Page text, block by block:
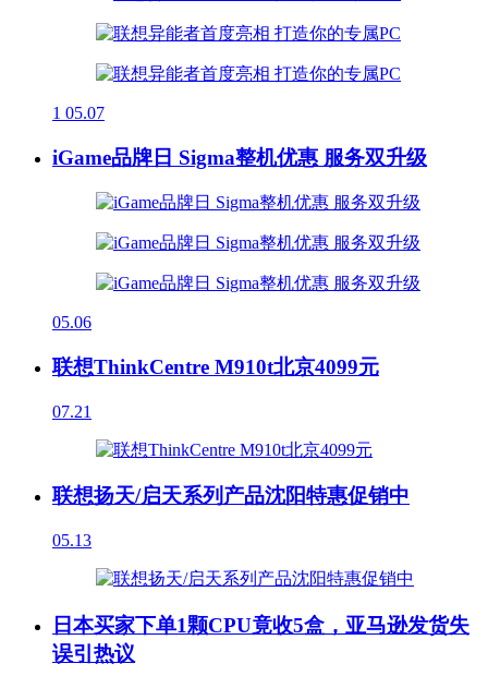
1 05.07
iGame品牌日 Sigma整机优惠 服务双升级
05.06
联想ThinkCentre M910t北京4099元
07.21
联想扬天/启天系列产品沈阳特惠促销中
05.13
日本买家下单1颗CPU竟收5盒，亚马逊发货失
误引热议